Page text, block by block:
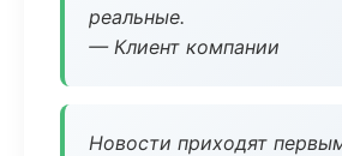
реальные.
— Клиент компании
Новости приходят